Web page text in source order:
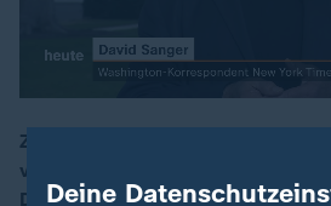
00:17
Zunächst begründete Donald
venezolanische Boote mit dem
Drogenschmuggel. Nun sind
Deine